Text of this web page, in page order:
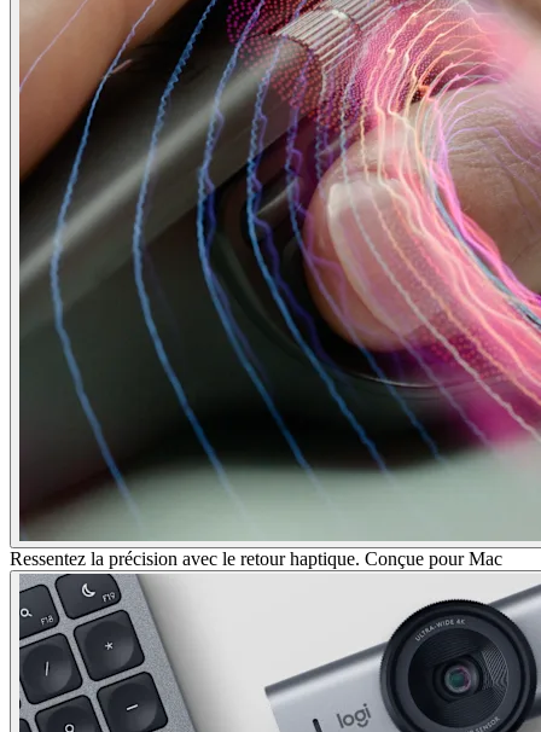
Ressentez la précision avec le retour haptique. Conçue pour Mac